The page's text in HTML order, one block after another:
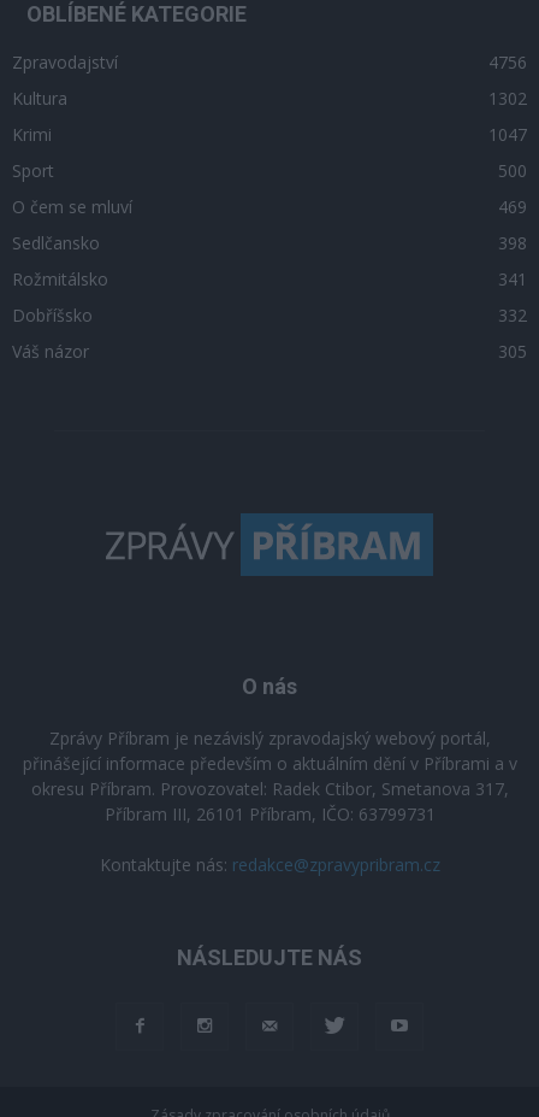
OBLÍBENÉ KATEGORIE
Zpravodajství
4756
Kultura
1302
Krimi
1047
Sport
500
O čem se mluví
469
Sedlčansko
398
Rožmitálsko
341
Dobříšsko
332
Váš názor
305
O nás
Zprávy Příbram je nezávislý zpravodajský webový portál,
přinášející informace především o aktuálním dění v Příbrami a v
okresu Příbram. Provozovatel: Radek Ctibor, Smetanova 317,
Příbram III, 26101 Příbram, IČO: 63799731
Kontaktujte nás: redakce@zpravypribram.cz
NÁSLEDUJTE NÁS